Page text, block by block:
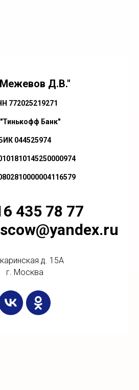
Д.В."
772025219271
Банк"
БИК 044525974
435 78 77
д. 15А
г. Москва